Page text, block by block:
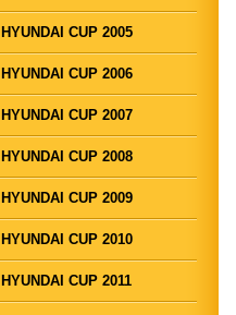
HYUNDAI CUP 2005
HYUNDAI CUP 2006
HYUNDAI CUP 2007
HYUNDAI CUP 2008
HYUNDAI CUP 2009
HYUNDAI CUP 2010
HYUNDAI CUP 2011